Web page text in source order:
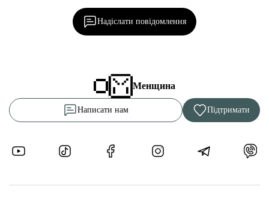
Надіслати повідомлення
Менщина
Написати нам Підтримати